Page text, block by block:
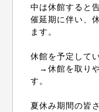
中は休館すると
催延期に伴い、
ます。
休館を予定して
→休館を取りや
す。
夏休み期間の皆